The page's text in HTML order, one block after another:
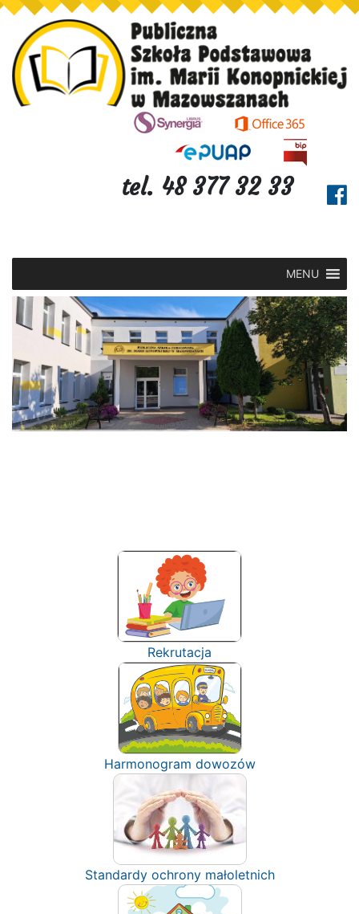
tel. 48 377 32 33
MENU
Rekrutacja
Harmonogram dowozów
Standardy ochrony małoletnich